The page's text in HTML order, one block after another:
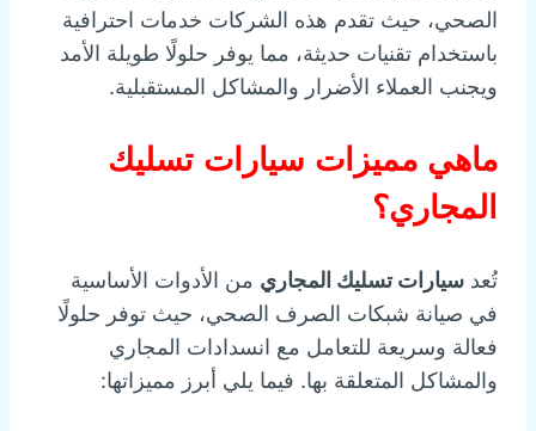
الصحي، حيث تقدم هذه الشركات خدمات احترافية
باستخدام تقنيات حديثة، مما يوفر حلولًا طويلة الأمد
ويجنب العملاء الأضرار والمشاكل المستقبلية.
ماهي مميزات سيارات تسليك
المجاري؟
تُعد سيارات تسليك المجاري من الأدوات الأساسية
في صيانة شبكات الصرف الصحي، حيث توفر حلولًا
فعالة وسريعة للتعامل مع انسدادات المجاري
والمشاكل المتعلقة بها. فيما يلي أبرز مميزاتها: